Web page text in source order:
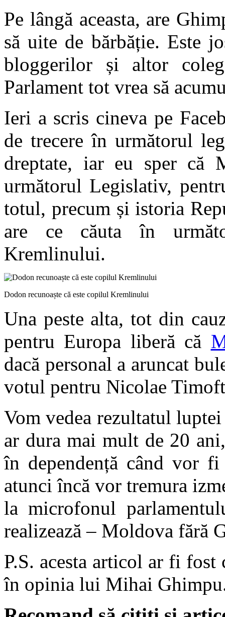
Pe lângă aceasta, are
să uite de bărbăție. Este
bloggerilor și altor
Parlament tot vrea să
Ieri a scris cineva pe
de trecere în următorul
dreptate, iar eu sper că
următorul Legislativ,
totul, precum și istoria
are ce căuta în
Kremlinului.
Dodon recunoaște că este copilul Kremlinului
Una peste alta, tot din
pentru Europa liberă că
dacă personal a aruncat
votul pentru Nicolae
Vom vedea rezultatul
ar dura mai mult de 20
în dependență când vor fi
atunci încă vor tremura
la microfonul
realizează – Moldova fără
P.S. acesta articol ar fi
în opinia lui Mihai